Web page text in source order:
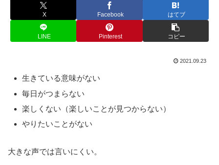
X Facebook はてブ
LINE Pinterest コピー
2021.09.23
生きている意味がない
毎日がつまらない
楽しくない（楽しいことが見つからない）
やりたいことがない
大きな声では言いにくい。